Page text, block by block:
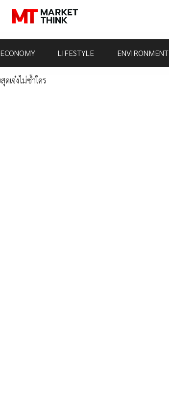
ECONOMY LIFESTYLE ENVIRONMENT